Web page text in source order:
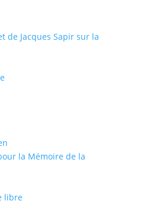
de Jacques Sapir sur la
la Mémoire de la
libre